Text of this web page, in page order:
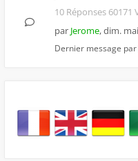
10 Réponses 60171
par Jerome,dim.
Dernier message par